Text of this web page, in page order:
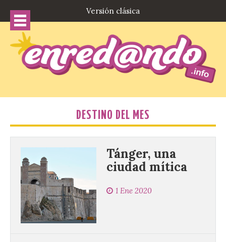
Versión clásica
DESTINO DEL MES
Tánger, una
ciudad mítica
1 Ene 2020